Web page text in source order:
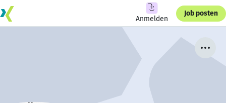
Anmelden
Job posten